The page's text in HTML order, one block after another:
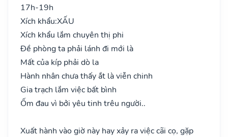
17h-19h
Xích khẩu:XẤU
Xích khẩu lắm chuyên thị phi
Đề phòng ta phải lánh đi mới là
Mất của kíp phải dò la
Hành nhân chưa thấy ắt là viễn chinh
Gia trạch lắm việc bất bình
Ốm đau vì bởi yêu tinh trêu người..
Xuất hành vào giờ này hay xảy ra việc cãi cọ, gặp